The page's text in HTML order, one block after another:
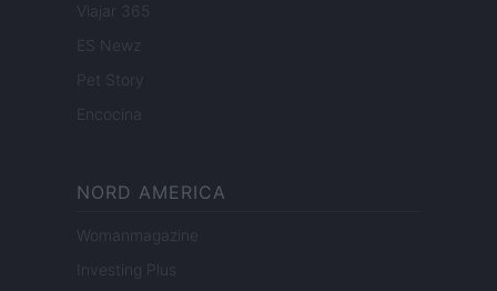
Viajar 365
ES Newz
Pet Story
Encocina
NORD AMERICA
Womanmagazine
Investing Plus